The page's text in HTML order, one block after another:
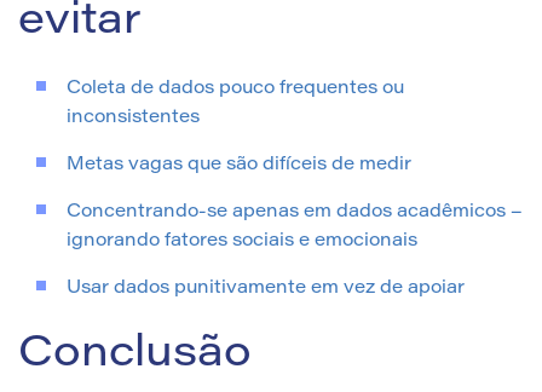
evitar
Coleta de dados pouco frequentes ou
inconsistentes
Metas vagas que são difíceis de medir
Concentrando-se apenas em dados acadêmicos –
ignorando fatores sociais e emocionais
Usar dados punitivamente em vez de apoiar
Conclusão